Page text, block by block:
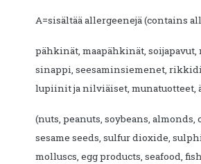
A=sisältää allergeenejä (contains
pähkinät, maapähkinät,
sinappi, seesaminsiemenet,
lupiinit ja nilviäiset, munatuotteet,
(nuts, peanuts, soybeans, almonds,
sesame seeds, sulfur dioxide,
molluscs, egg products, seafood,